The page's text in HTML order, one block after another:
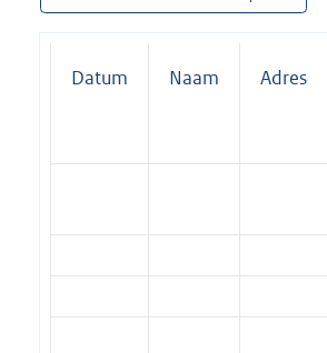
Datum Naam Adres